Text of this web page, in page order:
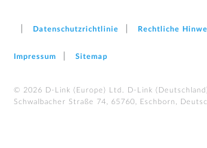
Datenschutzrichtlinie Rechtliche
Impressum Sitemap
© 2026 D‑Link (Europe) Ltd. D-Link
Schwalbacher Straße 74, 65760, Eschborn,